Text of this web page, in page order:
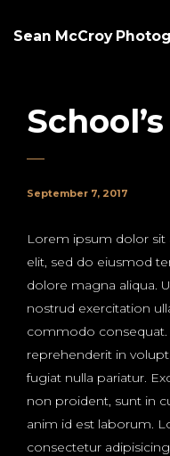
Sean McCroy
September 7, 2017
Lorem ipsum dolor sit
elit, sed do eiusmod
dolore magna aliqua.
nostrud exercitation
commodo consequat.
reprehenderit in
fugiat nulla pariatur.
non proident, sunt in
anim id est laborum.
consectetur